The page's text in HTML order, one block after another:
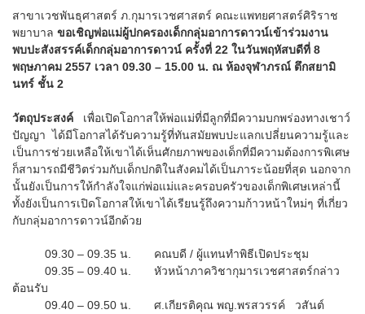
สาขาเวชพันธุศาสตร์ ภ.กุมารเวชศาสตร์ คณะแพทยศาสตร์ศิริราช
พยาบาล ขอเชิญพ่อแม่ผู้ปกครองเด็กกลุ่มอาการดาวน์เข้าร่วมงาน
พบปะสังสรรค์เด็กกลุ่มอาการดาวน์ ครั้งที่ 22 ในวันพฤหัสบดีที่ 8
พฤษภาคม 2557 เวลา 09.30 – 15.00 น. ณ ห้องจุฬาภรณ์ ตึกสยามิ
นทร์ ชั้น 2
วัตถุประสงค์
เพื่อเปิดโอกาสให้พ่อแม่ที่มีลูกที่มีความบกพร่องทางเชาว์
ปัญญา ได้มีโอกาสได้รับความรู้ที่ทันสมัยพบปะแลกเปลี่ยนความรู้และ
เป็นการช่วยเหลือให้เขาได้เห็นศักยภาพของเด็กที่มีความต้องการพิเศษ
ก็สามารถมีชีวิตร่วมกับเด็กปกติในสังคมได้เป็นภาระน้อยที่สุด นอกจาก
นั้นยังเป็นการให้กำลังใจแก่พ่อแม่และครอบครัวของเด็กพิเศษเหล่านี้
ทั้งยังเป็นการเปิดโอกาสให้เขาได้เรียนรู้ถึงความก้าวหน้าใหม่ๆ ที่เกี่ยว
กับกลุ่มอาการดาวน์อีกด้วย
09.30 – 09.35 น. คณบดี / ผู้แทนทำพิธีเปิดประชุม
09.35 – 09.40 น. หัวหน้าภาควิชากุมารเวชศาสตร์กล่าว
ต้อนรับ
09.40 – 09.50 น. ศ.เกียรติคุณ พญ.พรสวรรค์ วสันต์